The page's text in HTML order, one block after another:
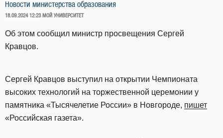
Новости министерства образования
ОПУБЛИКОВАНО
18.09.2024 12:23 МОЙ УНИВЕРСИТЕТ
Об этом сообщил министр просвещения Сергей
Кравцов.
Сергей Кравцов выступил на открытии Чемпионата
высоких технологий на торжественной церемонии у
памятника «Тысячелетие России» в Новгороде, пишет
«Российская газета».